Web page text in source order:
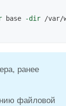
base -dir /var/
ранее
файловой